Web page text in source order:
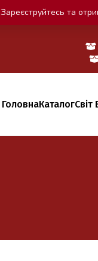
ГоловнаКаталогСвіт
Зареєструйтесь та